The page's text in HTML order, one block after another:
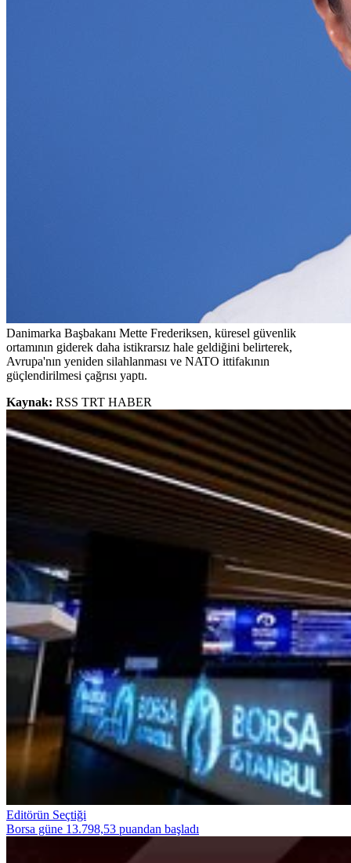
Danimarka Başbakanı Mette Frederiksen, küresel güvenlik
ortamının giderek daha istikrarsız hale geldiğini belirterek,
Avrupa'nın yeniden silahlanması ve NATO ittifakının
güçlendirilmesi çağrısı yaptı.
Kaynak: RSS TRT HABER
Editörün Seçtiği
Borsa güne 13.798,53 puandan başladı